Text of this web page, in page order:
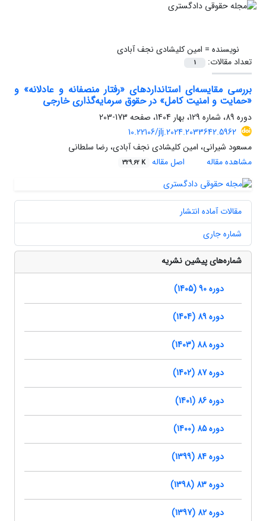
نویسنده = امین کلیشادی نجف آبادی
تعداد مقالات:
1
بررسی مقایسه‌ای استانداردهای «رفتار منصفانه و عادلانه» و
«حمایت و امنیت کامل» در حقوق سرمایه‌گذاری خارجی
دوره 89، شماره 129، بهار 1404، صفحه
173-203
10.22106/jlj.2024.2033642.5962
مسعود شیرانی، امین کلیشادی نجف آبادی، رضا سلطانی
مشاهده مقاله
اصل مقاله 329.62 K
مقالات آماده انتشار
شماره جاری
شماره‌های پیشین نشریه
دوره 90 (1405)
دوره 89 (1404)
دوره 88 (1403)
دوره 87 (1402)
دوره 86 (1401)
دوره 85 (1400)
دوره 84 (1399)
دوره 83 (1398)
دوره 82 (1397)